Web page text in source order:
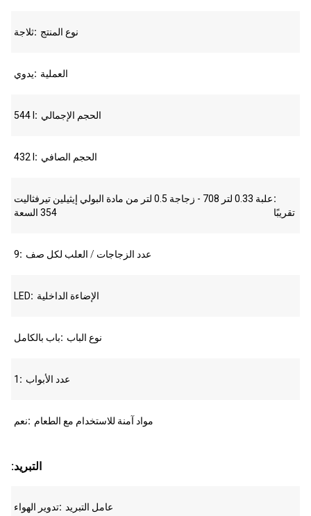
ثلاجة نوع المنتج
يدوي العملية
544 l الحجم الإجمالي
432 l الحجم الصافي
علبة 0.33 لتر 708 - زجاجة 0.5 لتر من مادة البولي إيثيلين تيرفثاليت
354 السعة
تقريبًا
9 عدد الزجاجات / العلب لكل صف
LED الإضاءة الداخلية
باب بالكامل نوع الباب
1 عدد الأبواب
نعم مواد آمنة للاستخدام مع الطعام
:التبريد
تدوير الهواء عامل التبريد